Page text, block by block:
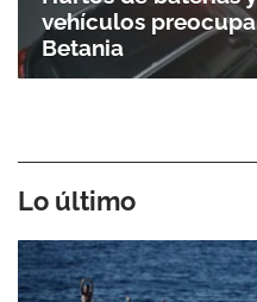
vehículos
Betania
Lo último